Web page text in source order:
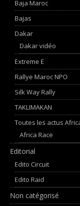
Baja Maroc
Bajas
Dakar
Dakar vidéo
Extreme E
Rallye Maroc NPO
Silk Way Rally
TAKLIMAKAN
Toutes les actus
Africa Race
Editorial
Edito Circuit
Edito Raid
Non catégorisé